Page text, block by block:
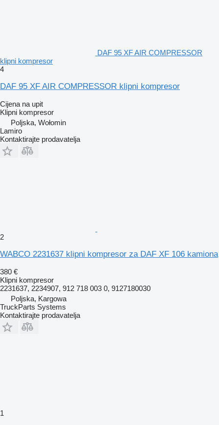
DAF 95 XF AIR COMPRESSOR
klipni kompresor
4
DAF 95 XF AIR COMPRESSOR klipni kompresor
Cijena na upit
Klipni kompresor
Poljska, Wołomin
Lamiro
Kontaktirajte prodavatelja
2
WABCO 2231637 klipni kompresor za DAF XF 106 kamiona
380 €
Klipni kompresor
2231637, 2234907, 912 718 003 0, 9127180030
Poljska, Kargowa
TruckParts Systems
Kontaktirajte prodavatelja
1